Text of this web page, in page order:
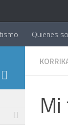
Quienes
Mi